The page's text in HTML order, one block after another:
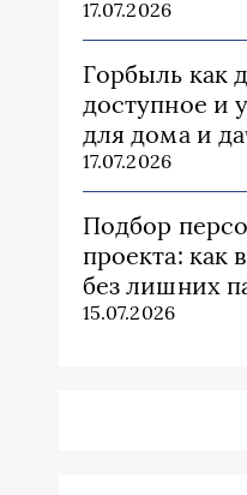
17.07.2026
Горбыль как
доступное и
для дома и
17.07.2026
Подбор
проекта: как
без лишних
15.07.2026